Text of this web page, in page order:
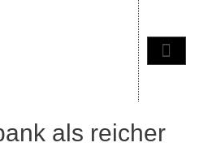
als reicher